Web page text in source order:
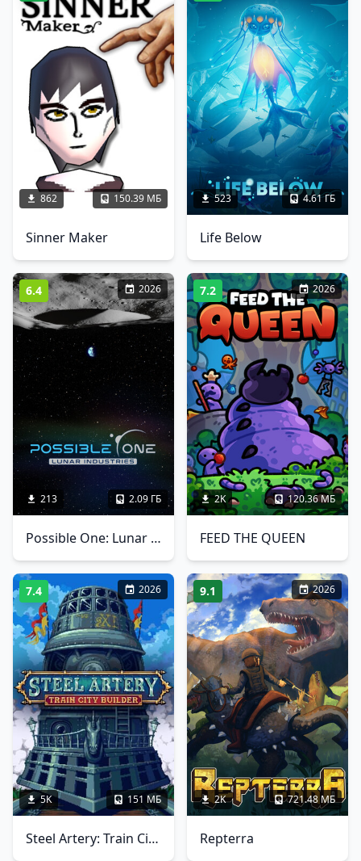
862 150.39 МБ
Sinner Maker
523 4.61 ГБ
Life Below
6.4 2026
213 2.09 ГБ
Possible One: Lunar Industries
7.2 2026
2K 120.36 МБ
FEED THE QUEEN
7.4 2026
5K 151 МБ
Steel Artery: Train City Builder
9.1 2026
2K 721.48 МБ
Repterra